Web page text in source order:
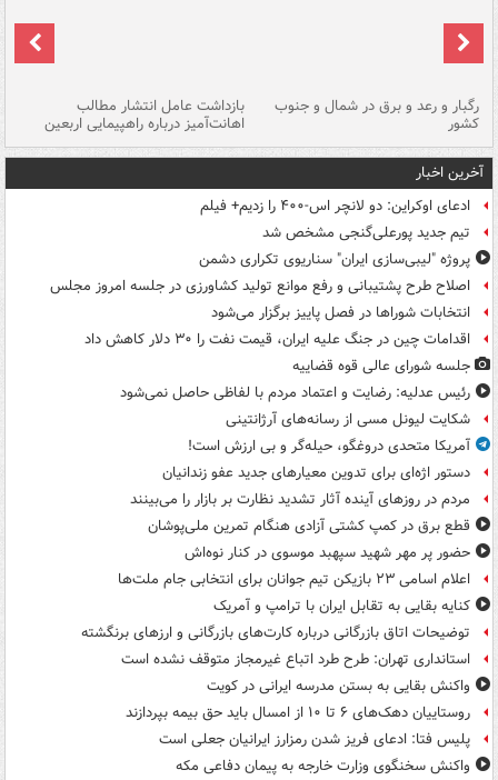
رگبار و رعد و برق در شمال و جنوب
کشور
بازداشت عامل انتشار مطالب
اهانت‌آمیز درباره راهپیمایی اربعین
آخرین اخبار
ادعای اوکراین: دو لانچر اس-۴۰۰ را زدیم+ فیلم
تیم جدید پورعلی‌گنجی مشخص شد
پروژه "لیبی‌سازی ایران" سناریوی تکراری دشمن
اصلاح طرح پشتیبانی و رفع موانع تولید کشاورزی در جلسه امروز مجلس
انتخابات شوراها در فصل پاییز برگزار می‌شود
اقدامات چین در جنگ علیه ایران، قیمت نفت را ۳۰ دلار کاهش داد
جلسه شورای عالی قوه قضاییه
رئیس عدلیه: رضایت و اعتماد مردم با لفاظی حاصل نمی‌شود
شکایت لیونل مسی از رسانه‌های آرژانتینی
آمریکا متحدی دروغگو، حیله‌گر و بی ارزش است!
دستور اژه‌ای برای تدوین معیارهای جدید عفو زندانیان
مردم در روزهای آینده آثار تشدید نظارت بر بازار را می‌بینند
قطع برق در کمپ کشتی آزادی هنگام تمرین ملی‌پوشان
حضور پر مهر شهید سپهبد موسوی در کنار نوه‌اش
اعلام اسامی ۲۳ بازیکن تیم جوانان برای انتخابی جام ملت‌ها
کنایه بقایی به تقابل ایران با ترامپ و آمریک
توضیحات اتاق بازرگانی درباره کارت‌های بازرگانی و ارزهای برنگشته
استانداری تهران: طرح طرد اتباع غیرمجاز متوقف نشده است
واکنش بقایی به بستن مدرسه ایرانی در کویت
روستاییان دهک‌های ۶ تا ۱۰ از امسال باید حق بیمه بپردازند
پلیس فتا: ادعای فریز شدن رمزارز ایرانیان جعلی است
واکنش سخنگوی وزارت خارجه به پیمان دفاعی مکه